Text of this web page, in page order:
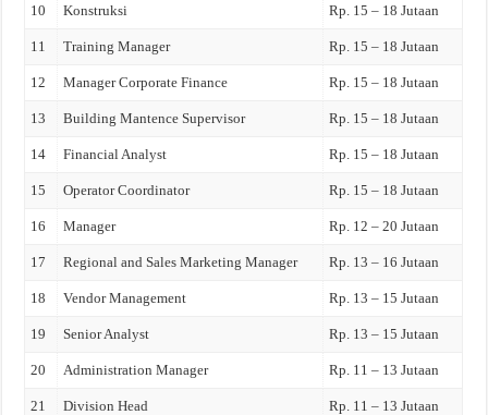
10 Konstruksi Rp. 15 – 18 Jutaan
11 Training Manager Rp. 15 – 18 Jutaan
12 Manager Corporate Finance Rp. 15 – 18 Jutaan
13 Building Mantence Supervisor Rp. 15 – 18 Jutaan
14 Financial Analyst Rp. 15 – 18 Jutaan
15 Operator Coordinator Rp. 15 – 18 Jutaan
16 Manager Rp. 12 – 20 Jutaan
17 Regional and Sales Marketing Manager Rp. 13 – 16 Jutaan
18 Vendor Management Rp. 13 – 15 Jutaan
19 Senior Analyst Rp. 13 – 15 Jutaan
20 Administration Manager Rp. 11 – 13 Jutaan
21 Division Head Rp. 11 – 13 Jutaan